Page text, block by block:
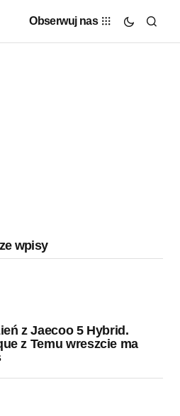
Obserwuj nas
wpisy
z Jaecoo 5 Hybrid.
z Temu wreszcie ma